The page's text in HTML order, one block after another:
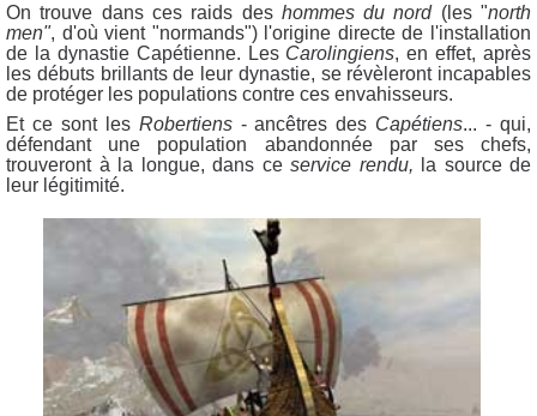
On trouve dans ces raids des hommes du nord(les "north
men", d'où vient "normands") l'origine directe de l'installation
de la dynastie Capétienne. Les Carolingiens, en effet, après
les débuts brillants de leur dynastie, se révèleront incapables
de protéger les populations contre ces envahisseurs.
Et ce sont les Robertiens- ancêtres des Capétiens... - qui,
défendant une population abandonnée par ses chefs,
trouveront à la longue, dans ce service rendu, la source de
leur légitimité.